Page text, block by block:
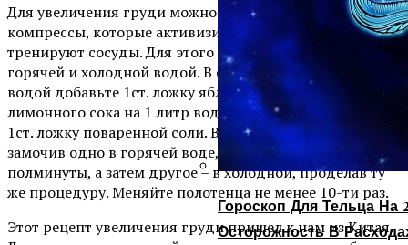
Гороскоп Для Тельца На
Осторожность В
Для увеличения груди можно делать контрастные
компрессы, которые активизируют кровообращение и
тренируют сосуды. Для этого возьмите две емкости, с
горячей и холодной водой. В емкость с холодной
водой добавьте 1ст. ложку яблочного уксуса или
лимонного сока на 1 литр воды, а в емкость с горячей –
1ст. ложку поваренной соли. Возьмите два полотенца и,
замочив одно в горячей воде, приложите к груди на
полминуты, а затем другое – в холодной, проделав ту
же процедуру. Меняйте полотенца не менее 10-ти раз.
Этот рецепт увеличения груди пришел к нам из Китая.